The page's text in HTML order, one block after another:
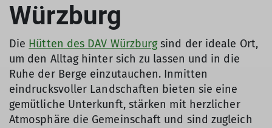
Würzburg
Die Hütten des DAV Würzburgsind der ideale Ort,
um den Alltag hinter sich zu lassen und in die
Ruhe der Berge einzutauchen. Inmitten
eindrucksvoller Landschaften bieten sie eine
gemütliche Unterkunft, stärken mit herzlicher
Atmosphäre die Gemeinschaft und sind zugleich